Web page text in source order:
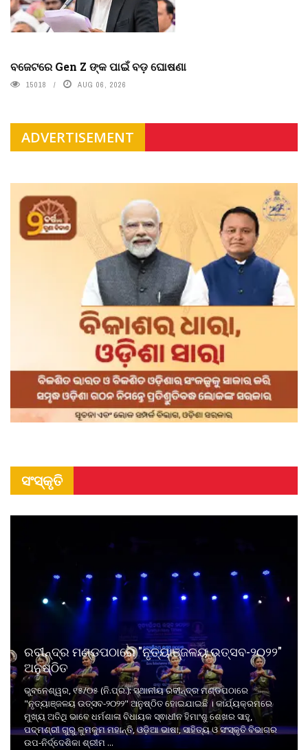
ବଜେଟରେ Gen Z ଙ୍କ ପାଇଁ ବଡ଼ ଘୋଷଣା
15018 AUG 06, 2026
ADVERTISEMENT
ସଂସ୍କୃତି
ରବୀନ୍ଦ୍ର ମଣ୍ଡପଠାରେ "ନୃତ୍ୟାଞ୍ଜଳୟ ଉତ୍ସବ-୨୦୨୨"
ଅନୁଷ୍ଠିତ
ଭୁବନେଶ୍ୱର, ୧୫/୦୫ (ନି.ପ୍ର.): ସ୍ଥାନୀୟ ରବୀନ୍ଦ୍ର ମଣ୍ଡପଠାରେ
"ନୃତ୍ୟାଞ୍ଜଳୟ ଉତ୍ସବ-୨୦୨୨" ଅନୁଷ୍ଠିତ ହୋଇଯାଇଛି । କାର୍ଯ୍ୟକ୍ରମରେ
ମୁଖ୍ୟ ଅତିଥି ଭାବେ ଧର୍ମଶାଳା ବିଧାୟକ ସ୍ଵାଧୀନ ହିମାଂଶୁ ଶେଖର ସାହୁ,
ପଦ୍ମଶ୍ରୀ ଗୁରୁ କୁମକୁମ ମହାନ୍ତି, ଓଡ଼ିଆ ଭାଷା, ସାହିତ୍ୟ ଓ ସଂସ୍କୃତି ବିଭାଗର
ଉପ-ନିର୍ଦ୍ଦେଶିକା ଶ୍ରୀମ ...